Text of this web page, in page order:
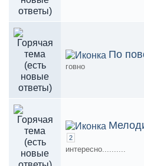
По
говно
2
интересно..........